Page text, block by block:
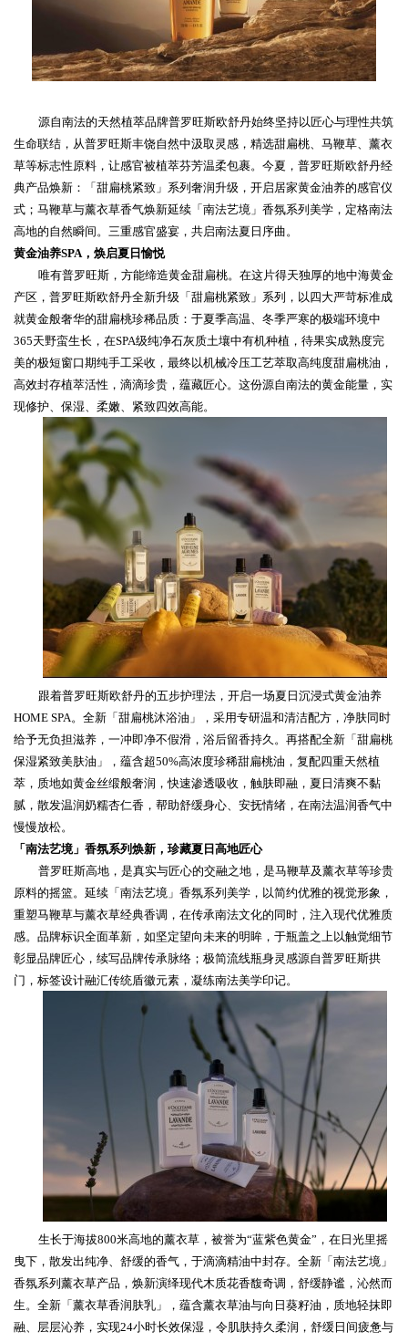
源自南法的天然植萃品牌普罗旺斯欧舒丹始终坚持以匠心与理性共筑
生命联结，从普罗旺斯丰饶自然中汲取灵感， 精选甜扁桃、马鞭草、薰衣
草等标志性原料， 让感官被植萃芬芳温柔包裹。 今夏，普罗旺斯欧舒丹经
典产品焕新：「甜扁桃紧致」系列奢润升级，开启居家黄金油养的感官仪
式；马鞭草与薰衣草香气焕新延续「南法艺境」 香氛系列 美学，定格南法
高地的自然瞬间。三重感官盛宴，共启南法夏日序曲。
黄金油养SPA，焕启夏日愉悦
唯有普罗旺斯，方能缔造黄金甜扁桃。 在这片得天独厚的地中海黄金
产区，普罗旺斯欧舒丹全新升级「甜扁桃紧致」系列， 以四大严苛标准成
就黄金般奢华的甜扁桃珍稀品质： 于夏季高温、冬季严寒的极端环境中
365天野蛮生长，在SPA级纯净石灰质土壤中有机种植， 待果实成熟度完
美的极短窗口期纯手工采收，最终以机械冷压工艺萃取高纯度甜扁桃油，
高效封存植萃活性，滴滴珍贵 ，蕴藏匠心。这份源自南法的黄金能量，实
现修护、保湿、柔嫩、紧致四效高能。
跟着普罗旺斯欧舒丹的五步护理法， 开启一场夏日沉浸式黄金油养
HOME SPA。 全新「甜扁桃沐浴油」， 采用专研温和清洁配方，净肤同时
给予无负担滋养，一冲即净不假滑，浴后留香持久。再搭配全新「甜扁桃
保湿紧致美肤油」，蕴含超50%高浓度珍稀甜扁桃油， 复配四重天然植
萃，质地如黄金丝缎般奢润，快速渗透吸收，触肤即融，夏日清爽不黏
腻， 散发温润奶糯杏仁香，帮助舒缓身心、安抚情绪，在南法温润香气中
慢慢放松。
「 南法艺境 」香氛系列 焕新， 珍藏夏日高地匠心
普罗旺斯高地，是真实与匠心的交融之地，是马鞭草及薰衣草等珍贵
原料的摇篮。 延续「南法艺境」香氛系列美学，以简约优雅的视觉形象，
重塑马鞭草与薰衣草经典香调，在传承南法文化的同时，注入现代优雅质
感。 品牌标识全面革新，如坚定望向未来的明眸，于瓶盖之上以触觉细节
彰显品牌匠心，续写品牌传承脉络；极简流线瓶身灵感源自普罗旺斯拱
门，标签设计融汇传统盾徽元素，凝练南法美学印记。
生长于海拔800米高地的薰衣草，被誉为“蓝紫色黄金” ，在日光里摇
曳下，散发出纯净、舒缓的香气，于滴滴精油中封存。 全新「南法艺境」
香氛系列薰衣草产品，焕新演绎现代木质花香馥奇调，舒缓静谧，沁然而
生。 全新「薰衣草香润肤乳」，蕴含薰衣草油与向日葵籽油，质地轻抹即
融、层层沁养， 实现24小时长效保湿，令肌肤持久柔润，舒缓日间疲惫与